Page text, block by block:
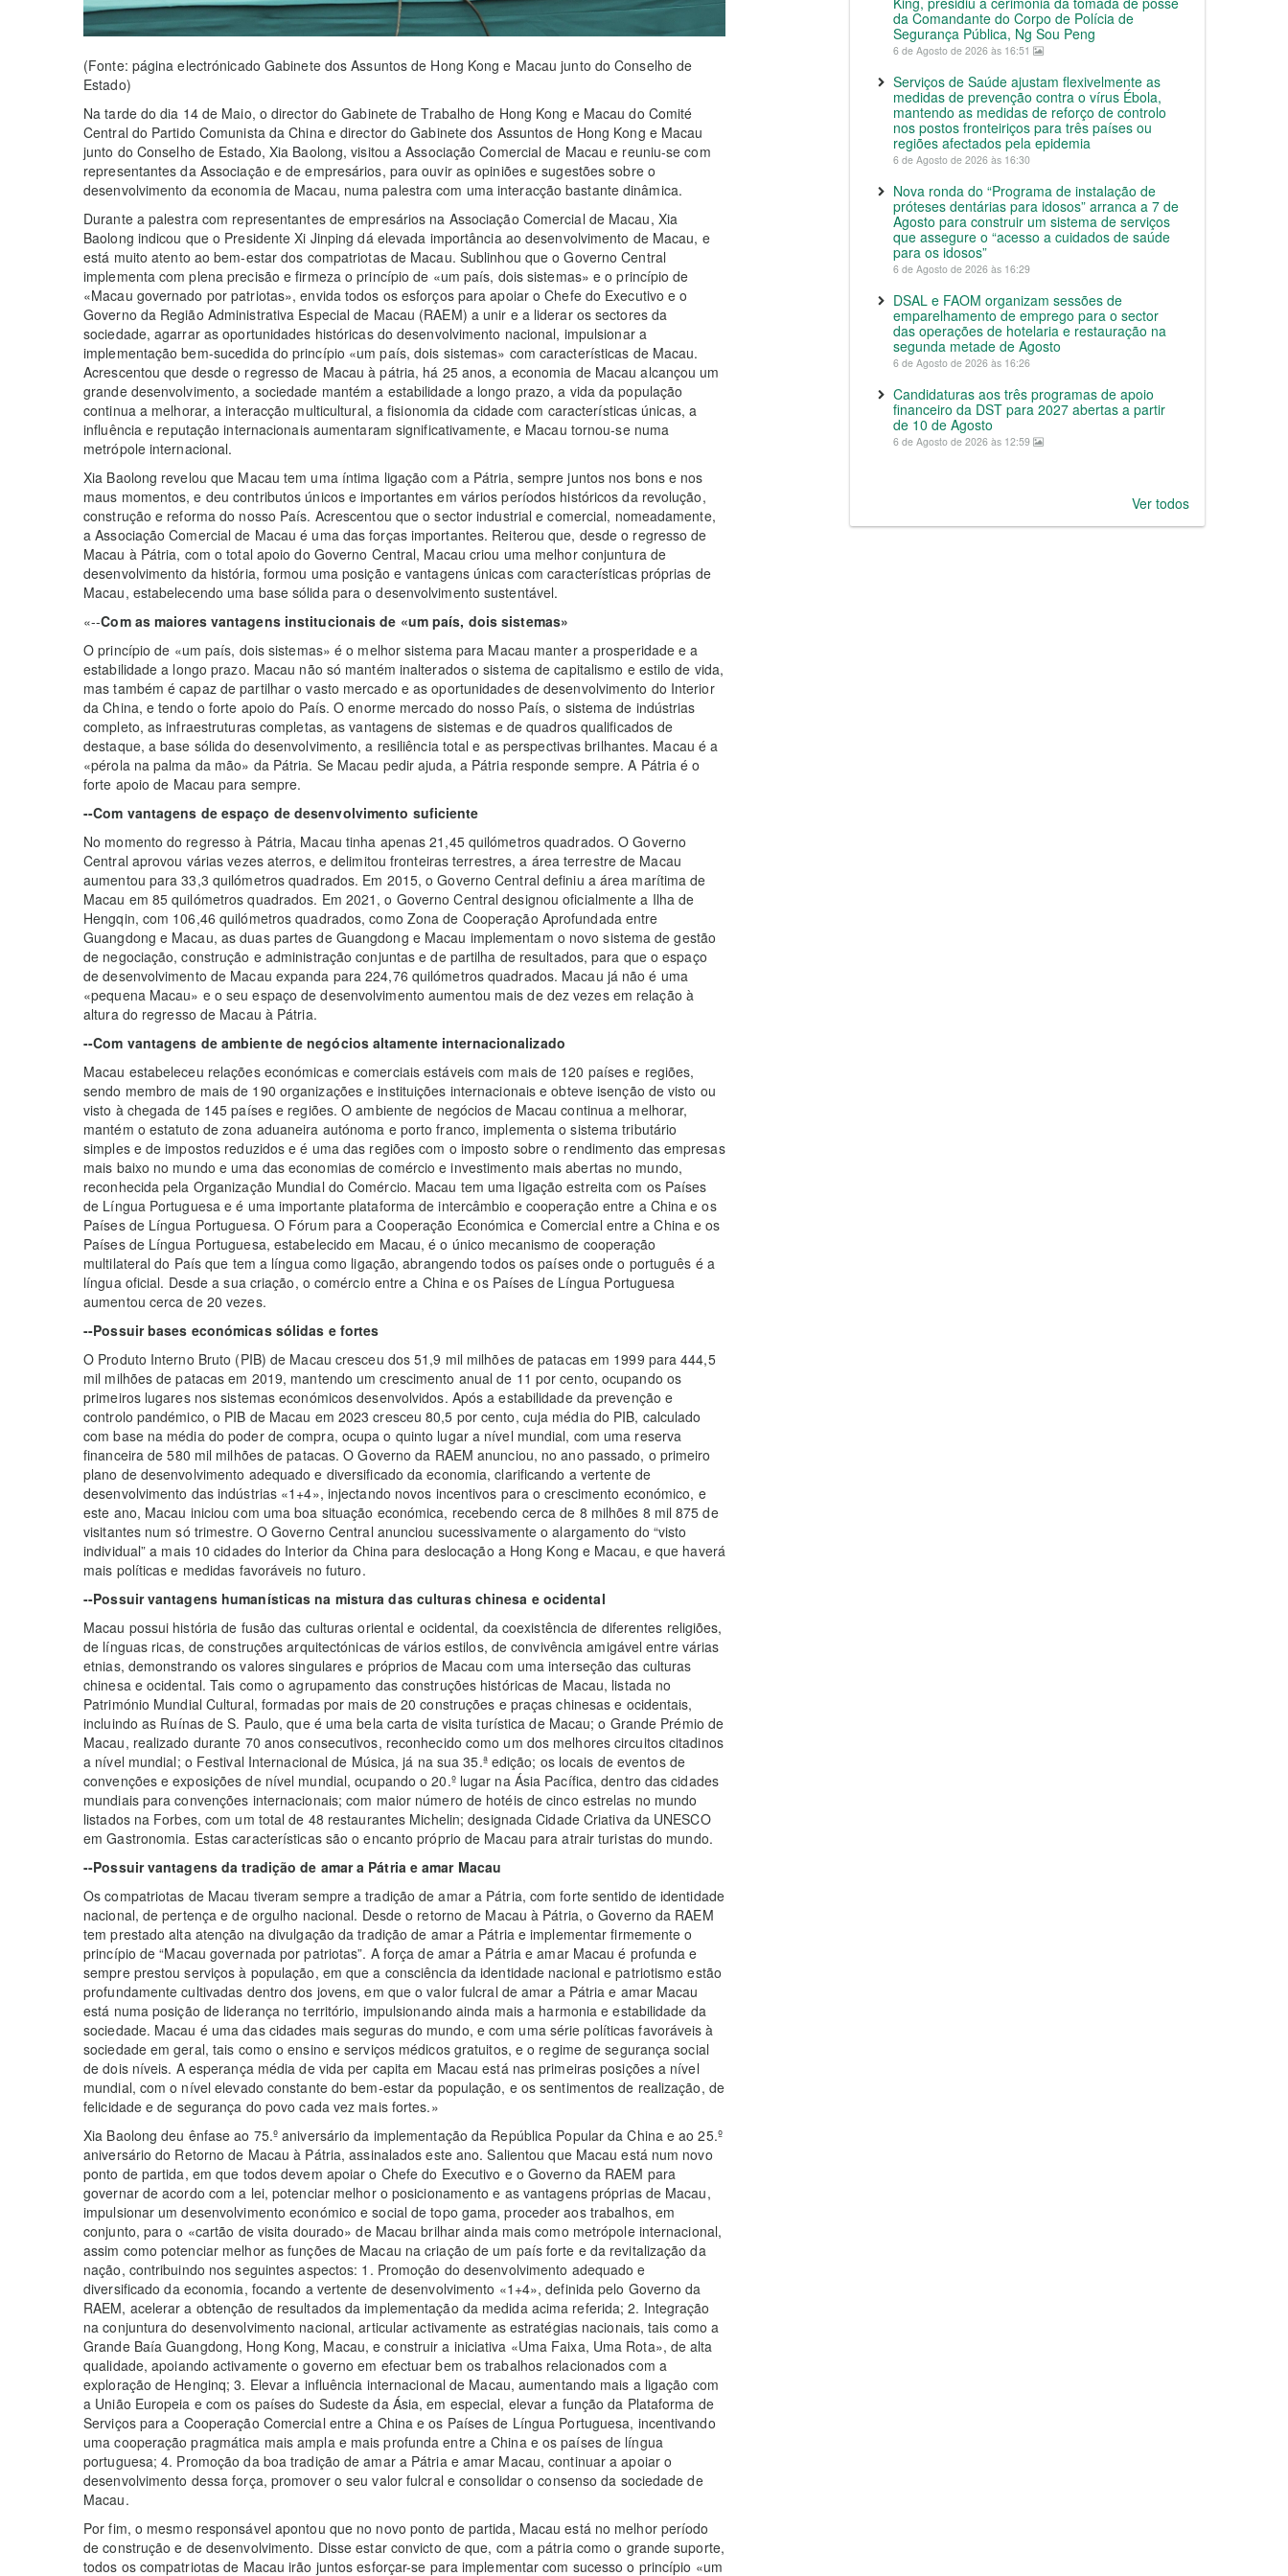
(Fonte: página electrónicado Gabinete dos Assuntos de Hong Kong e Macau junto do Conselho de
Estado)
Na tarde do dia 14 de Maio, o director do Gabinete de Trabalho de Hong Kong e Macau do Comité
Central do Partido Comunista da China e director do Gabinete dos Assuntos de Hong Kong e Macau
junto do Conselho de Estado, Xia Baolong, visitou a Associação Comercial de Macau e reuniu-se com
representantes da Associação e de empresários, para ouvir as opiniões e sugestões sobre o
desenvolvimento da economia de Macau, numa palestra com uma interacção bastante dinâmica.
Durante a palestra com representantes de empresários na Associação Comercial de Macau, Xia
Baolong indicou que o Presidente Xi Jinping dá elevada importância ao desenvolvimento de Macau, e
está muito atento ao bem-estar dos compatriotas de Macau. Sublinhou que o Governo Central
implementa com plena precisão e firmeza o princípio de «um país, dois sistemas» e o princípio de
«Macau governado por patriotas», envida todos os esforços para apoiar o Chefe do Executivo e o
Governo da Região Administrativa Especial de Macau (RAEM) a unir e a liderar os sectores da
sociedade, agarrar as oportunidades históricas do desenvolvimento nacional, impulsionar a
implementação bem-sucedida do princípio «um país, dois sistemas» com características de Macau.
Acrescentou que desde o regresso de Macau à pátria, há 25 anos, a economia de Macau alcançou um
grande desenvolvimento, a sociedade mantém a estabilidade a longo prazo, a vida da população
continua a melhorar, a interacção multicultural, a fisionomia da cidade com características únicas, a
influência e reputação internacionais aumentaram significativamente, e Macau tornou-se numa
metrópole internacional.
Xia Baolong revelou que Macau tem uma íntima ligação com a Pátria, sempre juntos nos bons e nos
maus momentos, e deu contributos únicos e importantes em vários períodos históricos da revolução,
construção e reforma do nosso País. Acrescentou que o sector industrial e comercial, nomeadamente,
a Associação Comercial de Macau é uma das forças importantes. Reiterou que, desde o regresso de
Macau à Pátria, com o total apoio do Governo Central, Macau criou uma melhor conjuntura de
desenvolvimento da história, formou uma posição e vantagens únicas com características próprias de
Macau, estabelecendo uma base sólida para o desenvolvimento sustentável.
«--Com as maiores vantagens institucionais de «um país, dois sistemas»
O princípio de «um país, dois sistemas» é o melhor sistema para Macau manter a prosperidade e a
estabilidade a longo prazo. Macau não só mantém inalterados o sistema de capitalismo e estilo de vida,
mas também é capaz de partilhar o vasto mercado e as oportunidades de desenvolvimento do Interior
da China, e tendo o forte apoio do País. O enorme mercado do nosso País, o sistema de indústrias
completo, as infraestruturas completas, as vantagens de sistemas e de quadros qualificados de
destaque, a base sólida do desenvolvimento, a resiliência total e as perspectivas brilhantes. Macau é a
«pérola na palma da mão» da Pátria. Se Macau pedir ajuda, a Pátria responde sempre. A Pátria é o
forte apoio de Macau para sempre.
--Com vantagens de espaço de desenvolvimento suficiente
No momento do regresso à Pátria, Macau tinha apenas 21,45 quilómetros quadrados. O Governo
Central aprovou várias vezes aterros, e delimitou fronteiras terrestres, a área terrestre de Macau
aumentou para 33,3 quilómetros quadrados. Em 2015, o Governo Central definiu a área marítima de
Macau em 85 quilómetros quadrados. Em 2021, o Governo Central designou oficialmente a Ilha de
Hengqin, com 106,46 quilómetros quadrados, como Zona de Cooperação Aprofundada entre
Guangdong e Macau, as duas partes de Guangdong e Macau implementam o novo sistema de gestão
de negociação, construção e administração conjuntas e de partilha de resultados, para que o espaço
de desenvolvimento de Macau expanda para 224,76 quilómetros quadrados. Macau já não é uma
«pequena Macau» e o seu espaço de desenvolvimento aumentou mais de dez vezes em relação à
altura do regresso de Macau à Pátria.
--Com vantagens de ambiente de negócios altamente internacionalizado
Macau estabeleceu relações económicas e comerciais estáveis ​​com mais de 120 países e regiões,
sendo membro de mais de 190 organizações e instituições internacionais e obteve isenção de visto ou
visto à chegada de 145 países e regiões. O ambiente de negócios de Macau continua a melhorar,
mantém o estatuto de zona aduaneira autónoma e porto franco, implementa o sistema tributário
simples e de impostos reduzidos e é uma das regiões com o imposto sobre o rendimento das empresas
mais baixo no mundo e uma das economias de comércio e investimento mais abertas no mundo,
reconhecida pela Organização Mundial do Comércio. Macau tem uma ligação estreita com os Países
de Língua Portuguesa e é uma importante plataforma de intercâmbio e cooperação entre a China e os
Países de Língua Portuguesa. O Fórum para a Cooperação Económica e Comercial entre a China e os
Países de Língua Portuguesa, estabelecido em Macau, é o único mecanismo de cooperação
multilateral do País que tem a língua como ligação, abrangendo todos os países onde o português é a
língua oficial. Desde a sua criação, o comércio entre a China e os Países de Língua Portuguesa
aumentou cerca de 20 vezes.
--Possuir bases económicas sólidas e fortes
O Produto Interno Bruto (PIB) de Macau cresceu dos 51,9 mil milhões de patacas em 1999 para 444,5
mil milhões de patacas em 2019, mantendo um crescimento anual de 11 por cento, ocupando os
primeiros lugares nos sistemas económicos desenvolvidos. Após a estabilidade da prevenção e
controlo pandémico, o PIB de Macau em 2023 cresceu 80,5 por cento, cuja média do PIB, calculado
com base na média do poder de compra, ocupa o quinto lugar a nível mundial, com uma reserva
financeira de 580 mil milhões de patacas. O Governo da RAEM anunciou, no ano passado, o primeiro
plano de desenvolvimento adequado e diversificado da economia, clarificando a vertente de
desenvolvimento das indústrias «1+4», injectando novos incentivos para o crescimento económico, e
este ano, Macau iniciou com uma boa situação económica, recebendo cerca de 8 milhões 8 mil 875 de
visitantes num só trimestre. O Governo Central anunciou sucessivamente o alargamento do “visto
individual” a mais 10 cidades do Interior da China para deslocação a Hong Kong e Macau, e que haverá
mais políticas e medidas favoráveis no futuro.
--Possuir vantagens humanísticas na mistura das culturas chinesa e ocidental
Macau possui história de fusão das culturas oriental e ocidental, da coexistência de diferentes religiões,
de línguas ricas, de construções arquitectónicas de vários estilos, de convivência amigável entre várias
etnias, demonstrando os valores singulares e próprios de Macau com uma interseção das culturas
chinesa e ocidental. Tais como o agrupamento das construções históricas de Macau, listada no
Património Mundial Cultural, formadas por mais de 20 construções e praças chinesas e ocidentais,
incluindo as Ruínas de S. Paulo, que é uma bela carta de visita turística de Macau; o Grande Prémio de
Macau, realizado durante 70 anos consecutivos, reconhecido como um dos melhores circuitos citadinos
a nível mundial; o Festival Internacional de Música, já na sua 35.ª edição; os locais de eventos de
convenções e exposições de nível mundial, ocupando o 20.º lugar na Ásia Pacífica, dentro das cidades
mundiais para convenções internacionais; com maior número de hotéis de cinco estrelas no mundo
listados na Forbes, com um total de 48 restaurantes Michelin; designada Cidade Criativa da UNESCO
em Gastronomia. Estas características são o encanto próprio de Macau para atrair turistas do mundo.
--Possuir vantagens da tradição de amar a Pátria e amar Macau
Os compatriotas de Macau tiveram sempre a tradição de amar a Pátria, com forte sentido de identidade
nacional, de pertença e de orgulho nacional. Desde o retorno de Macau à Pátria, o Governo da RAEM
tem prestado alta atenção na divulgação da tradição de amar a Pátria e implementar firmemente o
princípio de “Macau governada por patriotas”. A força de amar a Pátria e amar Macau é profunda e
sempre prestou serviços à população, em que a consciência da identidade nacional e patriotismo estão
profundamente cultivadas dentro dos jovens, em que o valor fulcral de amar a Pátria e amar Macau
está numa posição de liderança no território, impulsionando ainda mais a harmonia e estabilidade da
sociedade. Macau é uma das cidades mais seguras do mundo, e com uma série políticas favoráveis à
sociedade em geral, tais como o ensino e serviços médicos gratuitos, e o regime de segurança social
de dois níveis. A esperança média de vida per capita em Macau está nas primeiras posições a nível
mundial, com o nível elevado constante do bem-estar da população, e os sentimentos de realização, de
felicidade e de segurança do povo cada vez mais fortes.»
Xia Baolong deu ênfase ao 75.º aniversário da implementação da República Popular da China e ao 25.º
aniversário do Retorno de Macau à Pátria, assinalados este ano. Salientou que Macau está num novo
ponto de partida, em que todos devem apoiar o Chefe do Executivo e o Governo da RAEM para
governar de acordo com a lei, potenciar melhor o posicionamento e as vantagens próprias de Macau,
impulsionar um desenvolvimento económico e social de topo gama, proceder aos trabalhos, em
conjunto, para o «cartão de visita dourado» de Macau brilhar ainda mais como metrópole internacional,
assim como potenciar melhor as funções de Macau na criação de um país forte e da revitalização da
nação, contribuindo nos seguintes aspectos: 1. Promoção do desenvolvimento adequado e
diversificado da economia, focando a vertente de desenvolvimento «1+4», definida pelo Governo da
RAEM, acelerar a obtenção de resultados da implementação da medida acima referida; 2. Integração
na conjuntura do desenvolvimento nacional, articular activamente as estratégias nacionais, tais como a
Grande Baía Guangdong, Hong Kong, Macau, e construir a iniciativa «Uma Faixa, Uma Rota», de alta
qualidade, apoiando activamente o governo em efectuar bem os trabalhos relacionados com a
exploração de Henginq; 3. Elevar a influência internacional de Macau, aumentando mais a ligação com
a União Europeia e com os países do Sudeste da Ásia, em especial, elevar a função da Plataforma de
Serviços para a Cooperação Comercial entre a China e os Países de Língua Portuguesa, incentivando
uma cooperação pragmática mais ampla e mais profunda entre a China e os países de língua
portuguesa; 4. Promoção da boa tradição de amar a Pátria e amar Macau, continuar a apoiar o
desenvolvimento dessa força, promover o seu valor fulcral e consolidar o consenso da sociedade de
Macau.
Por fim, o mesmo responsável apontou que no novo ponto de partida, Macau está no melhor período
de construção e de desenvolvimento. Disse estar convicto de que, com a pátria como o grande suporte,
todos os compatriotas de Macau irão juntos esforçar-se para implementar com sucesso o princípio «um
da Comandante do Corpo de Polícia de
Segurança Pública, Ng Sou Peng
6 de Agosto de 2026 às 16:51
Serviços de Saúde ajustam flexivelmente as
medidas de prevenção contra o vírus Ébola,
mantendo as medidas de reforço de controlo
nos postos fronteiriços para três países ou
regiões afectados pela epidemia
6 de Agosto de 2026 às 16:30
Nova ronda do “Programa de instalação de
próteses dentárias para idosos” arranca a 7 de
Agosto para construir um sistema de serviços
que assegure o “acesso a cuidados de saúde
para os idosos”
6 de Agosto de 2026 às 16:29
DSAL e FAOM organizam sessões de
emparelhamento de emprego para o sector
das operações de hotelaria e restauração na
segunda metade de Agosto
6 de Agosto de 2026 às 16:26
Candidaturas aos três programas de apoio
financeiro da DST para 2027 abertas a partir
de 10 de Agosto
6 de Agosto de 2026 às 12:59
Ver todos